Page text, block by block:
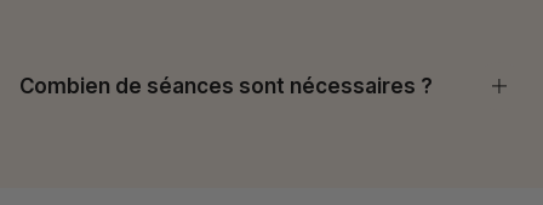
Combien de séances sont nécessaires ?